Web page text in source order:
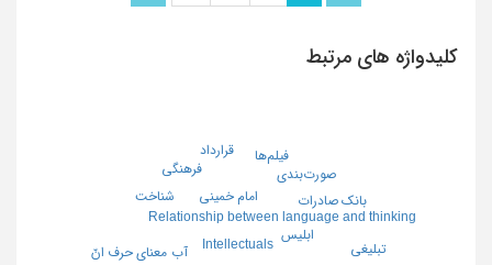
کلیدواژه های مرتبط
Intellectuals
Relationship between language and thinking
ابلیس
امام خمینی
معنای حرف انّ آب
بانک صادرات
تبلیغی
شناخت
صورت‌بندی فرهنگی
فیلم‌ها قرارداد